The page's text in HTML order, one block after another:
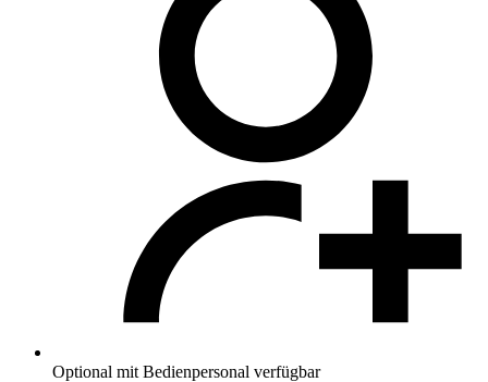
Optional mit Bedienpersonal verfügbar